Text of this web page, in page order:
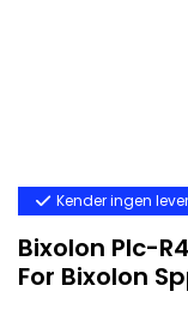
Kender ingen
Bixolon Plc-
For Bixolon